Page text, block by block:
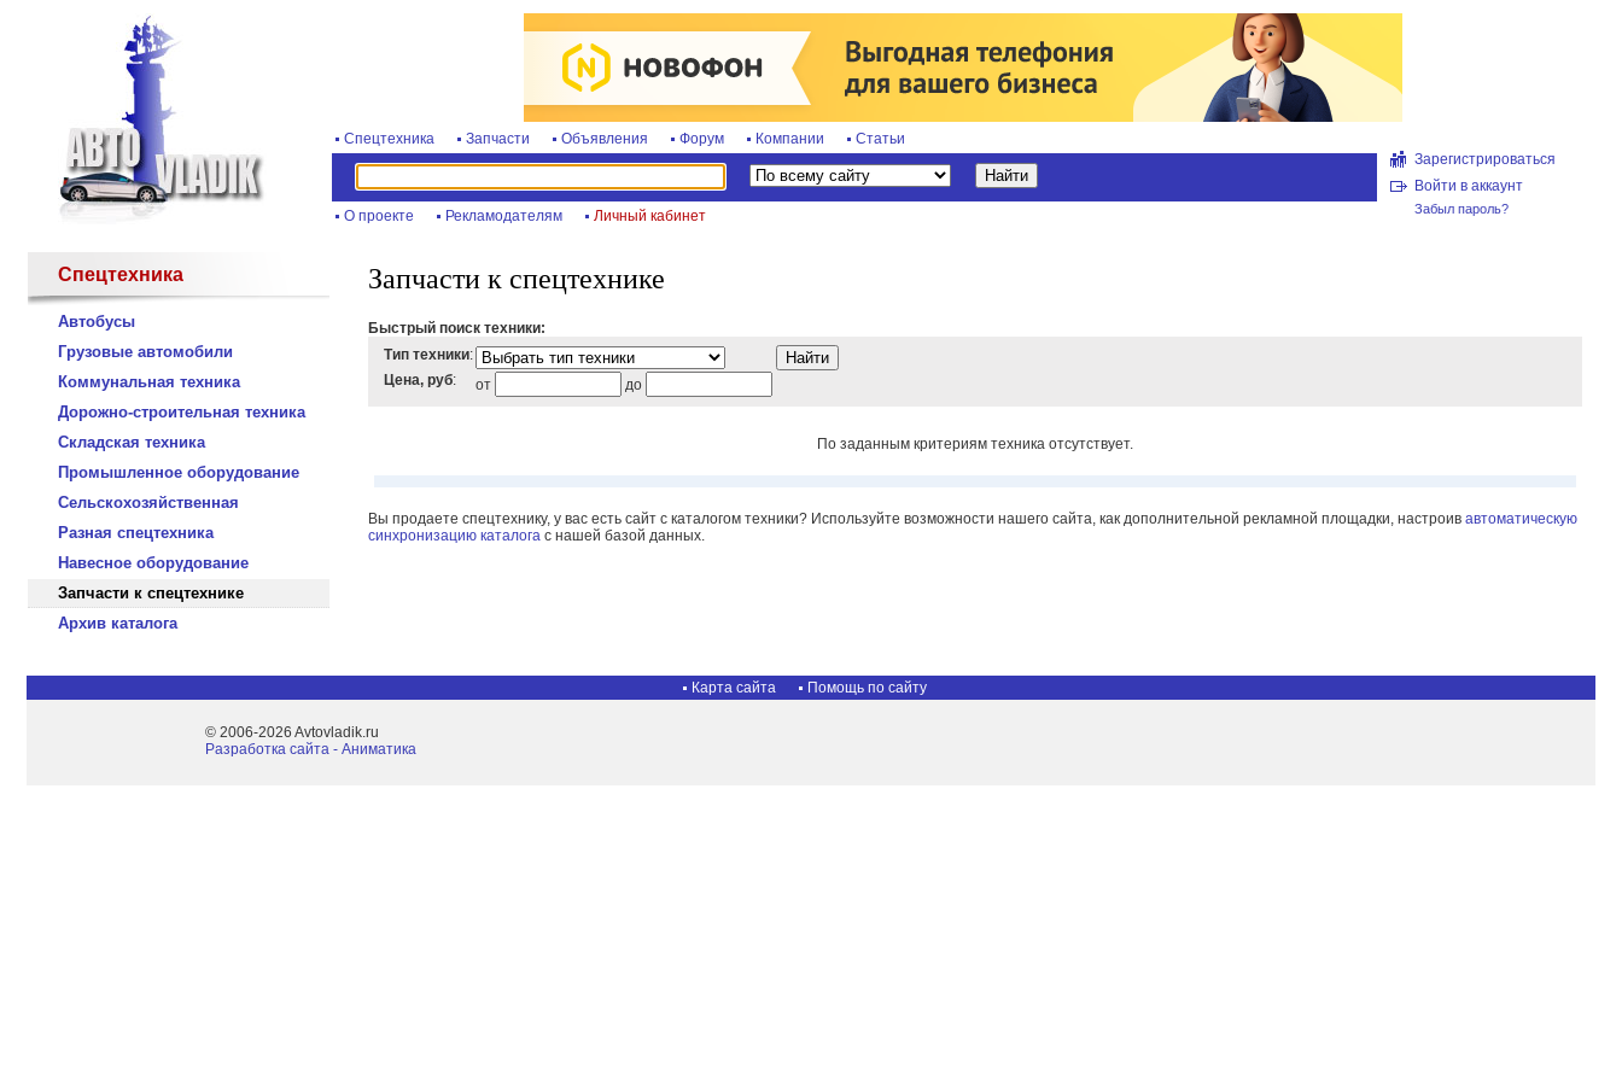
Спецтехника Запчасти Объявления Форум Компании Статьи
О проекте Рекламодателям Личный кабинет
Зарегистрироваться
Войти в аккаунт
Забыл пароль?
Спецтехника
Автобусы
Грузовые автомобили
Коммунальная техника
Дорожно-строительная техника
Складская техника
Промышленное оборудование
Сельскохозяйственная
Разная спецтехника
Навесное оборудование
Запчасти к спецтехнике
Архив каталога
Запчасти к спецтехнике
Быстрый поиск техники:
Тип техники:
Цена, руб: от до
По заданным критериям техника отсутствует.
Вы продаете спецтехнику, у вас есть сайт с каталогом техники? Используйте возможности нашего сайта, как дополнительной рекламной площадки, настроив автоматическую
синхронизацию каталога с нашей базой данных.
Карта сайта Помощь по сайту
© 2006-2026 Avtovladik.ru
Разработка сайта - Aниматика